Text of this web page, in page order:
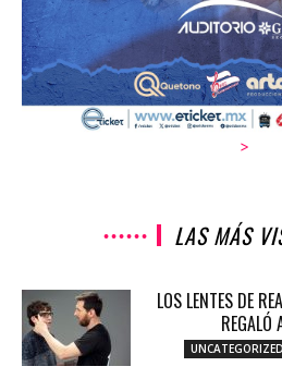
>
LAS MÁS
LOS LENTES DE
REGALÓ
UNCATEGORIZED